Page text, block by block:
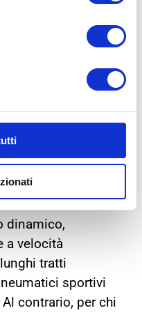
incidono in
del
dinamico,
a velocità
tratti
sportivi
contrario, per chi